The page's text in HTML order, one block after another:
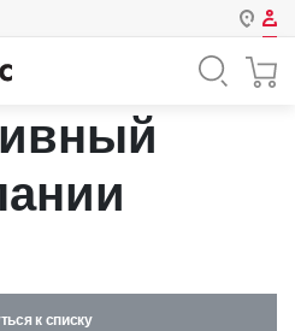
Казахстан
Зарегистрироваться
к списку